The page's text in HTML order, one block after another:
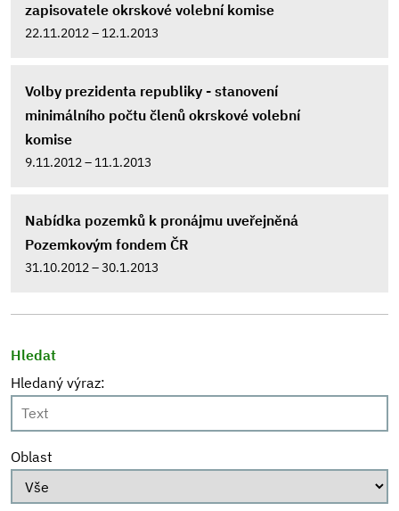
zapisovatele okrskové volební komise
22.11.2012 – 12.1.2013
Volby prezidenta republiky - stanovení
minimálního počtu členů okrskové volební
komise
9.11.2012 – 11.1.2013
Nabídka pozemků k pronájmu uveřejněná
Pozemkovým fondem ČR
31.10.2012 – 30.1.2013
Hledat
Hledaný výraz:
Oblast